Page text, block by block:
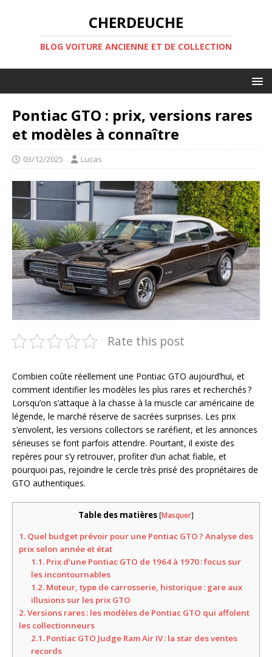
CHERDEUCHE
BLOG VOITURE ANCIENNE ET DE COLLECTION
Pontiac GTO : prix, versions rares
et modèles à connaître
03/12/2025 Lucas
Rate this post
Combien coûte réellement une Pontiac GTO aujourd’hui, et
comment identifier les modèles les plus rares et recherchés ?
Lorsqu’on s’attaque à la chasse à la muscle car américaine de
légende, le marché réserve de sacrées surprises. Les prix
s’envolent, les versions collectors se raréfient, et les annonces
sérieuses se font parfois attendre. Pourtant, il existe des
repères pour s’y retrouver, profiter d’un achat fiable, et
pourquoi pas, rejoindre le cercle très prisé des propriétaires de
GTO authentiques.
Table des matières [Masquer]
1. Quel budget prévoir pour une Pontiac GTO ? Analyse des
prix selon année et état
1.1.Prix d’une Pontiac GTO de 1964 à 1970 : focus sur
les incontournables
1.2.Moteur, type de carrosserie, historique : gare aux
illusions sur les prix GTO
2.Versions rares : les modèles de Pontiac GTO qui affolent
les collectionneurs
2.1.Pontiac GTO Judge Ram Air IV : la star des ventes
records